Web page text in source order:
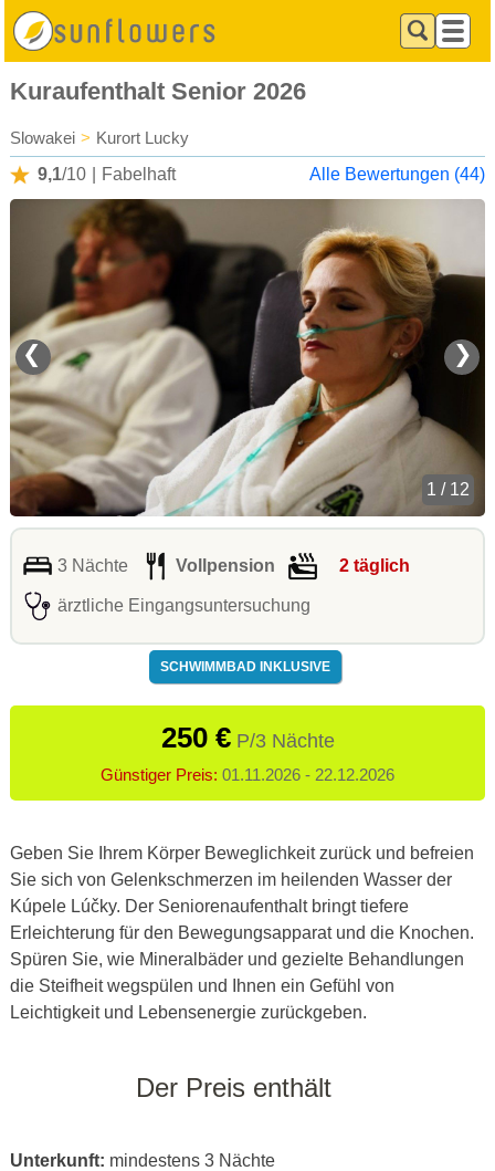
Kuraufenthalt Senior 2026
Slowakei > Kurort Lucky
9,1/10 Fabelhaft Alle Bewertungen (44)
❮ ❯
1 / 12
3 Nächte Vollpension 2 täglich
ärztliche Eingangsuntersuchung
SCHWIMMBAD INKLUSIVE
250 €P/3 Nächte
Günstiger Preis: 01.11.2026 - 22.12.2026
Geben Sie Ihrem Körper Beweglichkeit zurück und befreien
Sie sich von Gelenkschmerzen im heilenden Wasser der
Kúpele Lúčky. Der Seniorenaufenthalt bringt tiefere
Erleichterung für den Bewegungsapparat und die Knochen.
Spüren Sie, wie Mineralbäder und gezielte Behandlungen
die Steifheit wegspülen und Ihnen ein Gefühl von
Leichtigkeit und Lebensenergie zurückgeben.
Der Preis enthält
Unterkunft: mindestens 3 Nächte